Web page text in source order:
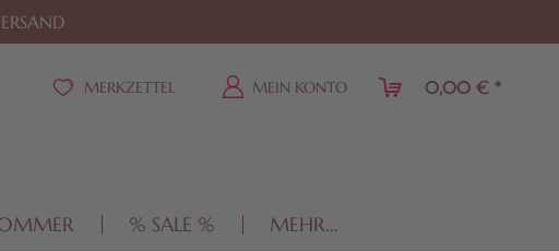
MERKZETTEL MEIN KONTO 0,00 € *
% SALE % MEHR...